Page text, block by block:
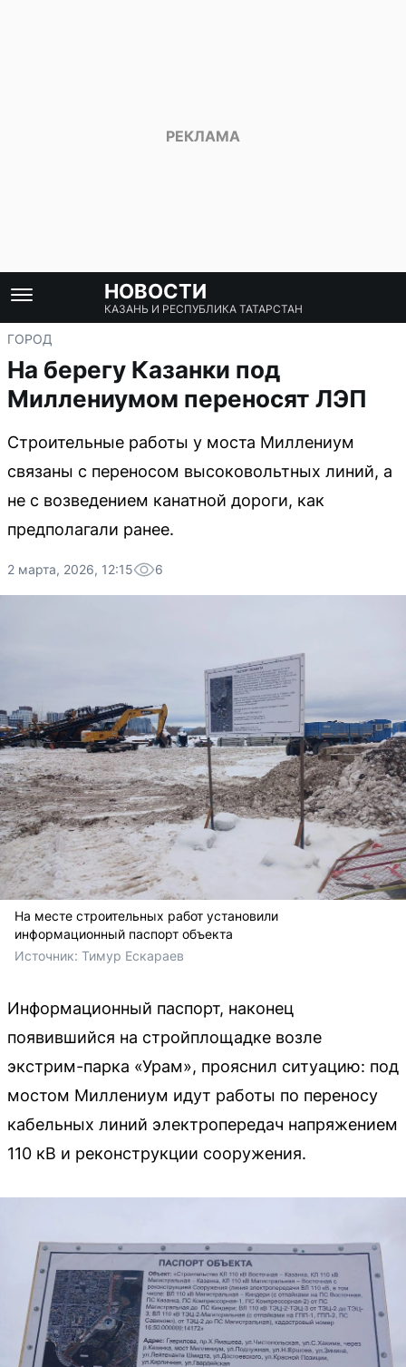
НОВОСТИ
КАЗАНЬ И РЕСПУБЛИКА ТАТАРСТАН
ГОРОД
На берегу Казанки под
Миллениумом переносят ЛЭП
Строительные работы у моста Миллениум
связаны с переносом высоковольтных линий, а
не с возведением канатной дороги, как
предполагали ранее.
2 марта, 2026, 12:15 6
На месте строительных работ установили
информационный паспорт объекта
Источник: Тимур Ескараев
Информационный паспорт, наконец
появившийся на стройплощадке возле
экстрим-парка «Урам», прояснил ситуацию: под
мостом Миллениум идут работы по переносу
кабельных линий электропередач напряжением
110 кВ и реконструкции сооружения.